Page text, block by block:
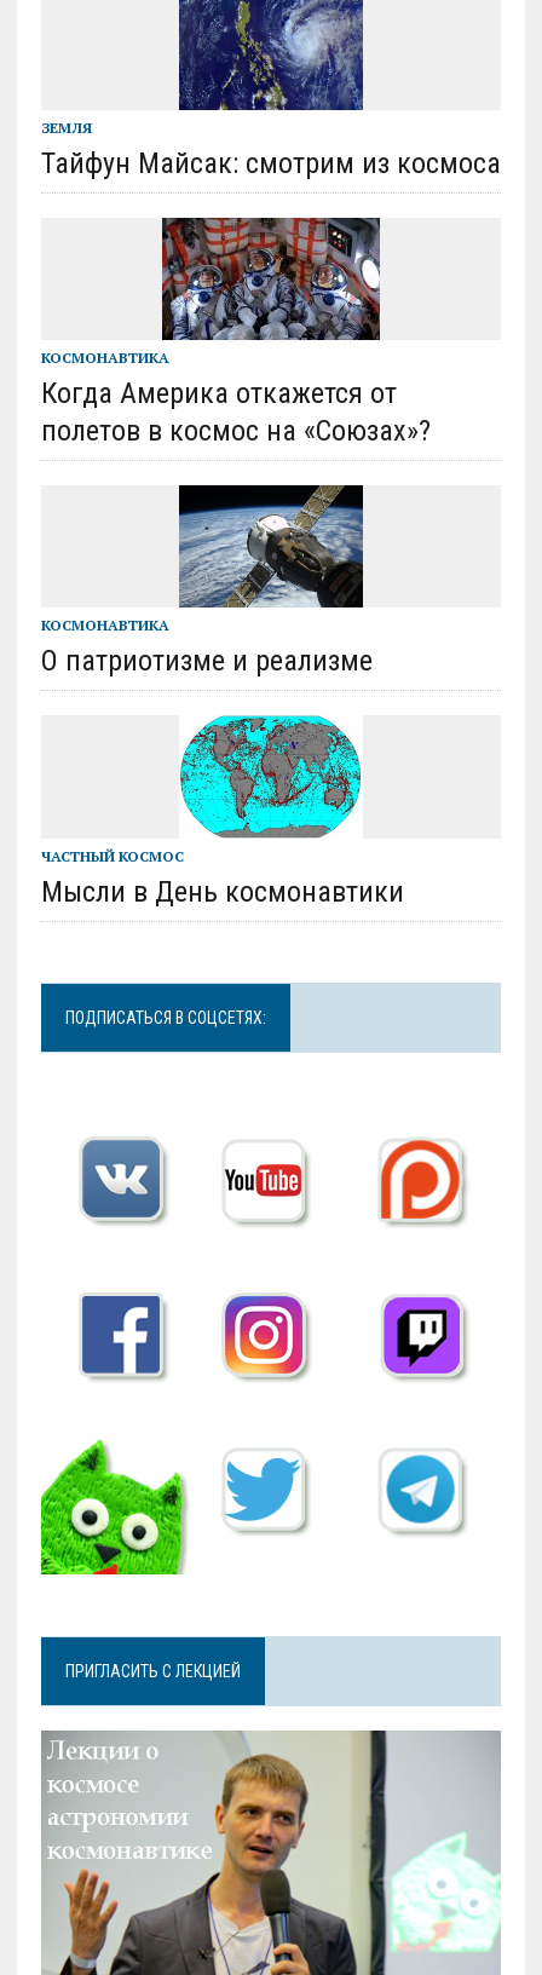
ЗЕМЛЯ
Тайфун Майсак: смотрим из космоса
КОСМОНАВТИКА
Когда Америка откажется от
полетов в космос на «Союзах»?
КОСМОНАВТИКА
О патриотизме и реализме
ЧАСТНЫЙ КОСМОС
Мысли в День космонавтики
ПОДПИСАТЬСЯ В СОЦСЕТЯХ:
ПРИГЛАСИТЬ С ЛЕКЦИЕЙ